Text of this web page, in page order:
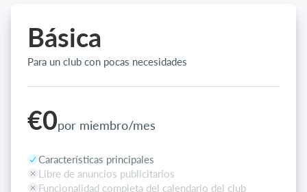
Básica
Para un club con pocas necesidades
€0por miembro/mes
Características principales
Libre de anuncios publicitarios
Funcionalidad completa del calendario del club